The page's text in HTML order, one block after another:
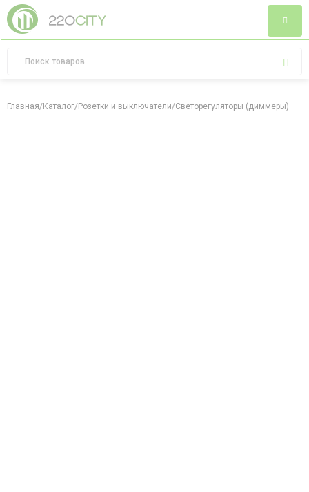
Главная/Каталог/Розетки и выключатели/Светорегуляторы (диммеры)